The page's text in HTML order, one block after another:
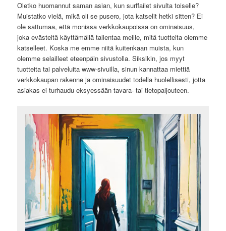
Oletko huomannut saman asian, kun surffailet sivulta toiselle?
Muistatko vielä, mikä oli se pusero, jota katselit hetki sitten? Ei
ole sattumaa, että monissa verkkokaupoissa on ominaisuus,
joka evästeitä käyttämällä tallentaa meille, mitä tuotteita olemme
katselleet. Koska me emme niitä kuitenkaan muista, kun
olemme selailleet eteenpäin sivustolla. Siksikin, jos myyt
tuotteita tai palveluita www-sivuilla, sinun kannattaa miettiä
verkkokaupan rakenne ja ominaisuudet todella huolellisesti, jotta
asiakas ei turhaudu eksyessään tavara- tai tietopaljouteen.